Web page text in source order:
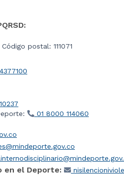
postal: 111071
01 8000 114060
en el Deporte: